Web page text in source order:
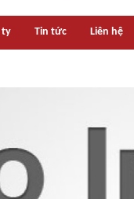
ty Tin tức Liên hệ